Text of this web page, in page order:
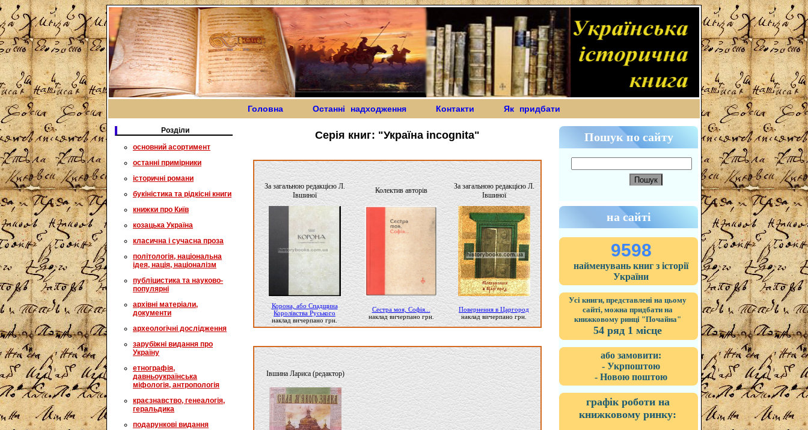
Головна Останні надходження Контакти Як придбати
Розділи
основний асортимент
останні примірники
історичні романи
букіністика та рідкісні книги
книжки про Київ
козацька Україна
класична і сучасна проза
політологія, національна
ідея, нація, націоналізм
публіцистика та науково-
популярні
архівні матеріали,
документи
археологічні дослідження
зарубіжні видання про
Україну
етнографія,
давньоукраїнська
міфологія, антропологія
краєзнавство, генеалогія,
геральдика
подарункові видання
Серія книг: "Україна incognita"
За загальною редакцією Л.
Івшиної
Колектив авторів
За загальною редакцією Л.
Івшиної
Корона, або Спадщина
Королівства Руського
наклад вичерпано грн.
Сестра моя, Софія...
наклад вичерпано грн.
Повернення в Царгород
наклад вичерпано грн.
Івшина Лариса (редактор)
Пошук по сайту
на сайті
9598
найменувань книг з історії
України
Усі книги, представлені на цьому
сайті, можна придбати на
книжковому ринці "Почайна"
54 ряд 1 місце
або замовити:
- Укрпоштою
- Новою поштою
графік роботи на
книжковому ринку: